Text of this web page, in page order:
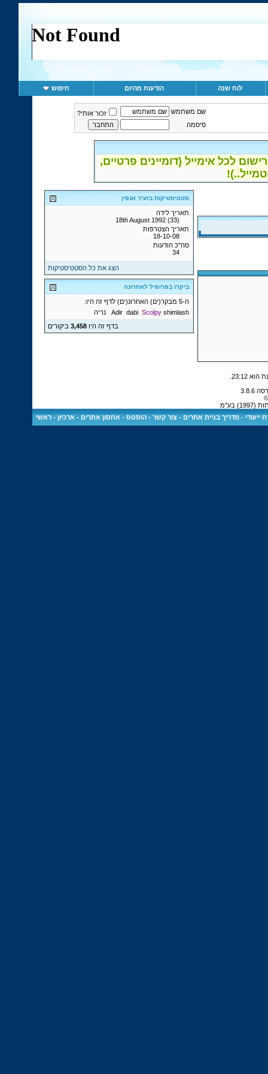
לוח שנה הודעות מהיום חיפוש
שם משתמש
זכור אותי?
סיסמה
לכל אימייל (דומיינים פרטיים,
סטטיסטיקות בזעיר אנפין
תאריך לידה
18th August 1992 (33)
תאריך הצטרפות
18-10-08
סה"כ הודעות
34
הצג את כל הסטטיסטיקות
ביקרו בפרופיל לאחרונה
ה-5 מבקר(ים) האחרונ(ים) לדף זה היו:
Adir dabi Scolpy shimlash
נריה
בדף זה היו3,458 ביקורים
23:12
בע"מ
ייעודי -מדריך בניית אתרים -צור קשר -הוסטס - אחסון אתרים - ארכיון -ראשי